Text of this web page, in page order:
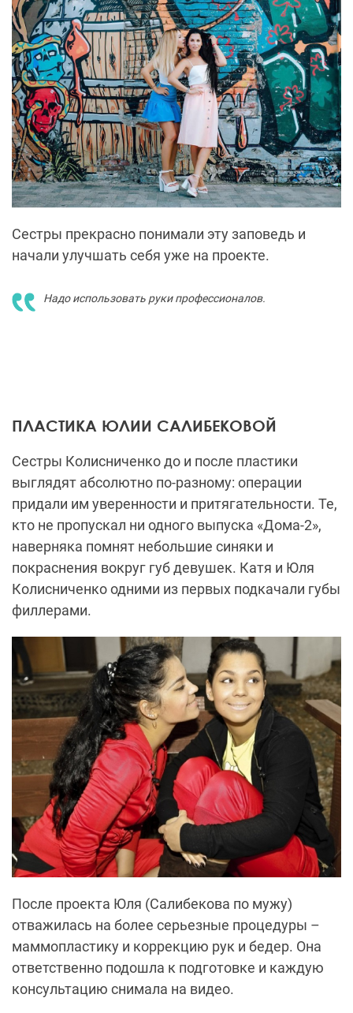
Сестры прекрасно понимали эту заповедь и
начали улучшать себя уже на проекте.
Надо использовать руки профессионалов.
ПЛАСТИКА ЮЛИИ САЛИБЕКОВОЙ
Сестры Колисниченко до и после пластики
выглядят абсолютно по-разному: операции
придали им уверенности и притягательности. Те,
кто не пропускал ни одного выпуска «Дома-2»,
наверняка помнят небольшие синяки и
покраснения вокруг губ девушек. Катя и Юля
Колисниченко одними из первых подкачали губы
филлерами.
После проекта Юля (Салибекова по мужу)
отважилась на более серьезные процедуры –
маммопластику и коррекцию рук и бедер. Она
ответственно подошла к подготовке и каждую
консультацию снимала на видео.